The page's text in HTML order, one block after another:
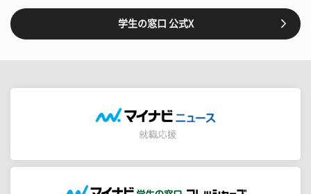
学生の窓口 公式X